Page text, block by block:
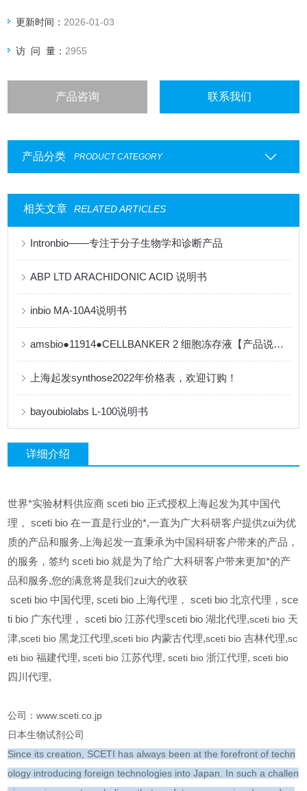
更新时间： 2026-01-03
访 问 量： 2955
产品咨询 联系我们
产品分类 PRODUCT CATEGORY
相关文章 RELATED ARTICLES
Intronbio——专注于分子生物学和诊断产品
ABP LTD ARACHIDONIC ACID 说明书
inbio MA-10A4说明书
amsbio●11914●CELLBANKER 2 细胞冻存液【产品说明书】
上海起发synthose2022年价格表，欢迎订购！
bayoubiolabs L-100说明书
详细介绍
世界*实验材料供应商 sceti bio 正式授权上海起发为其中国代
理， sceti bio 在一直是行业的*,一直为广大科研客户提供zui为优
质的产品和服务,上海起发一直秉承为中国科研客户带来的产品，
的服务，签约 sceti bio 就是为了给广大科研客户带来更加*的产
品和服务,您的满意将是我们zui大的收获
sceti bio中国代理, sceti bio 上海代理， sceti bio 北京代理，sce
ti bio 广东代理， sceti bio 江苏代理sceti bio 湖北代理,sceti bio 天
津,sceti bio黑龙江代理,sceti bio 内蒙古代理,sceti bio吉林代理,sc
eti bio福建代理,sceti bio江苏代理,sceti bio浙江代理,sceti bio
四川代理,
公司：www.sceti.co.jp
日本生物试剂公司
Since its creation, SCETI has always been at the forefront of techn
ology introducing foreign technologies into Japan. In such a challen